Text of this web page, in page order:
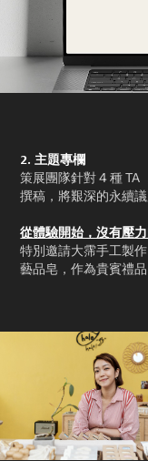
2. 主題專欄
策展團隊針對 4 種 TA
撰稿，將艱深的永續
從體驗開始，沒有壓
特別邀請大霈手工製
藝品皂，作為貴賓禮